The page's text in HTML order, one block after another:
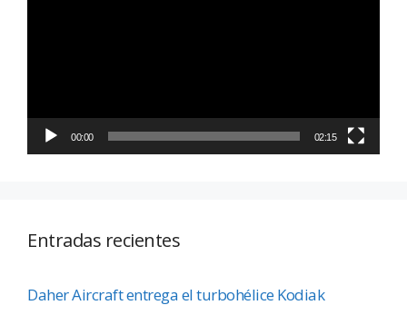
00:00 02:15
Entradas recientes
Daher Aircraft entrega el turbohélice Kodiak